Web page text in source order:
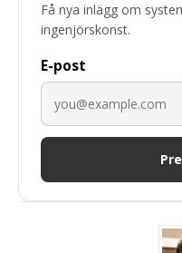
Få nya inlägg om
ingenjörskonst.
E-post